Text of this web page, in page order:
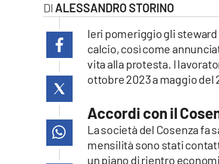
lacitymag.it
catanzarochannel.it
ALESSANDRO STORINO
Ieri pomeriggio gli
calcio, così come
vita alla protesta. I
ottobre 2023 a maggio del
Accordi con il
La società del Cosenza fa
mensilità sono stati
un piano di rientro